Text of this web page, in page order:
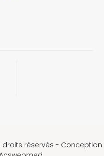
réservés - Conception